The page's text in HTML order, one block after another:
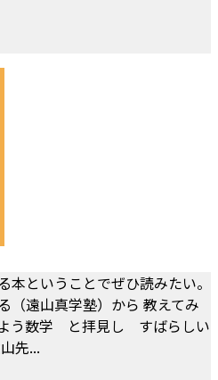
ということでぜひ読みたい。
（遠山真学塾）から 教えてみ
う数学 と拝見し すばらしい
先...